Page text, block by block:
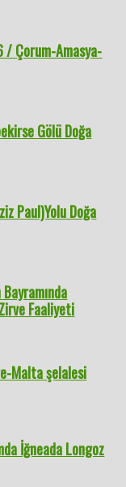
/ Çorum-Amasya-
Gölü Doğa
Paul)Yolu Doğa
Faaliyeti
Malta şelalesi
İğneada Longoz